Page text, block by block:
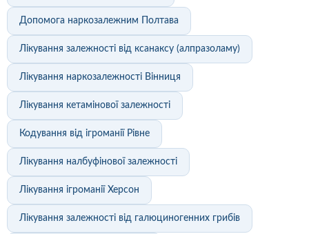
Допомога наркозалежним Полтава
Лікування залежності від ксанаксу (алпразоламу)
Лікування наркозалежності Вінниця
Лікування кетамінової залежності
Кодування від ігроманії Рівне
Лікування налбуфінової залежності
Лікування ігроманії Херсон
Лікування залежності від галюциногенних грибів